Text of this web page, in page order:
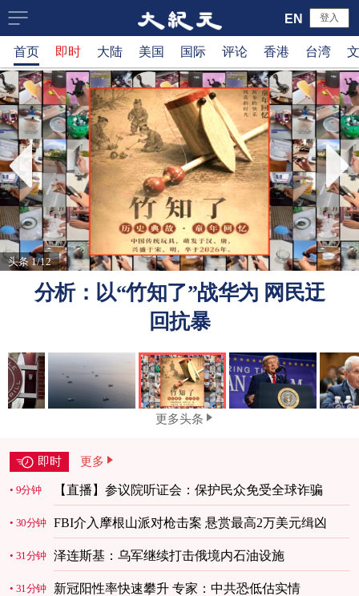
大
纪
元
新
闻
网
登入
EN
首页 即时 大陆 美国 国际 评论 香港 台湾
头条 1/12
分析：以“竹知了”战华为 网民迂
回抗暴
更多头条
即时 更多
9分钟 【直播】参议院听证会：保护民众免受全球诈骗
30分钟 FBI介入摩根山派对枪击案 悬赏最高2万美元缉凶
31分钟 泽连斯基：乌军继续打击俄境内石油设施
31分钟 新冠阳性率快速攀升 专家：中共恐低估实情